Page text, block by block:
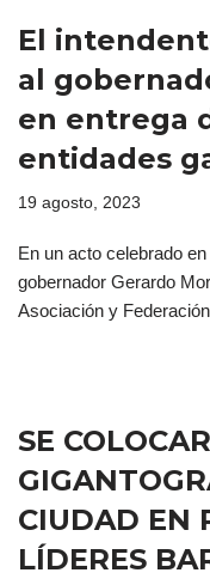
El
al
en entrega
entidades
19 agosto, 2023
En un acto celebrado
gobernador Gerardo
Asociación y
SE
CIUDAD EN
LÍDERES